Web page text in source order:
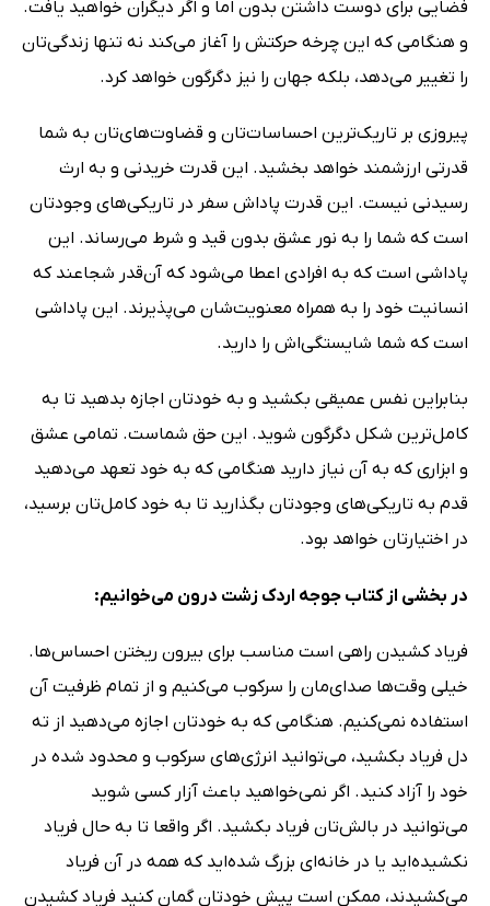
فضایى براى دوست داشتن بدون اما و اگر دیگران خواهید یافت.
و هنگامى که این چرخه حرکتش را آغاز مى‌کند نه تنها زندگى‌تان
را تغییر مى‌دهد، بلکه جهان را نیز دگرگون خواهد کرد.
پیروزى بر تاریک‌ترین احساسات‌تان و قضاوت‌هاى‌تان به شما
قدرتى ارزشمند خواهد بخشید. این قدرت خریدنى و به ارث
رسیدنى نیست. این قدرت پاداش سفر در تاریکى‌هاى وجودتان
است که شما را به نور عشق بدون قید و شرط مى‌رساند. این
پاداشى است که به افرادى اعطا مى‌شود که آن‌قدر شجاعند که
انسانیت خود را به همراه معنویت‌شان مى‌پذیرند. این پاداشى
است که شما شایستگى‌اش را دارید.
بنابراین نفس عمیقى بکشید و به خودتان اجازه بدهید تا به
کامل‌ترین شکل دگرگون شوید. این حق شماست. تمامى عشق
و ابزارى که به آن نیاز دارید هنگامى که به خود تعهد مى‌دهید
قدم به تاریکى‌هاى وجودتان بگذارید تا به خود کامل‌تان برسید،
در اختیارتان خواهد بود.
در بخشی از کتاب جوجه اردک زشت درون می‌خوانیم:
فریاد کشیدن راهى است مناسب براى بیرون ریختن احساس‌ها.
خیلى وقت‌ها صداى‌مان را سرکوب مى‌کنیم و از تمام ظرفیت آن
استفاده نمى‌کنیم. هنگامى که به خودتان اجازه مى‌دهید از ته
دل فریاد بکشید، مى‌توانید انرژى‌هاى سرکوب و محدود شده در
خود را آزاد کنید. اگر نمى‌خواهید باعث آزار کسى شوید
مى‌توانید در بالش‌تان فریاد بکشید. اگر واقعا تا به حال فریاد
نکشیده‌اید یا در خانه‌اى بزرگ شده‌اید که همه در آن فریاد
مى‌کشیدند، ممکن است پیش خودتان گمان کنید فریاد کشیدن